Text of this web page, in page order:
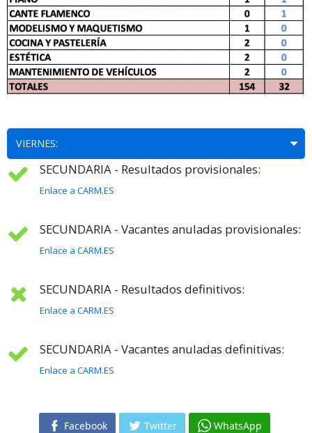
VIERNES:
SECUNDARIA - Resultados provisionales:
Enlace a CARM.ES
SECUNDARIA - Vacantes anuladas provisionales:
Enlace a CARM.ES
SECUNDARIA - Resultados definitivos:
Enlace a CARM.ES
SECUNDARIA - Vacantes anuladas definitivas:
Enlace a CARM.ES
Facebook Twitter WhatsApp